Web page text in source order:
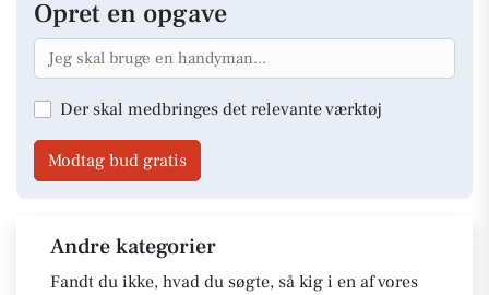
Opret en opgave
Der skal medbringes det relevante værktøj
Modtag bud gratis
Andre kategorier
Fandt du ikke, hvad du søgte, så kig i en af vores